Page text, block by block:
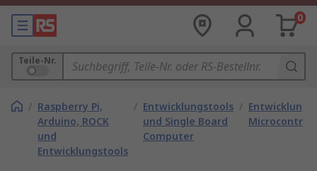
0
Teile-Nr.
/ Raspberry Pi,
Arduino, ROCK
und
Entwicklungstools
/ Entwicklungstools
und Single Board
Computer
/